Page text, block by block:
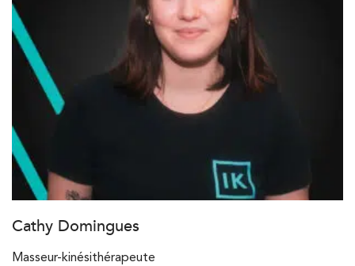
Cathy Domingues
Masseur-kinésithérapeute